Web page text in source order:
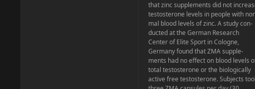
that zinc supplements did not
testosterone levels in people with
mal blood levels of zinc. A study con-
ducted at the German Research
Center of Elite Sport in Cologne,
Germany found that ZMA supple-
ments had no effect on blood levels
total testosterone or the biologically
active free testosterone. Subjects